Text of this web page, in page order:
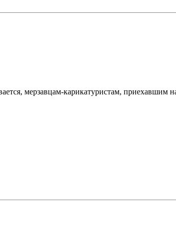
мерзавцам-карикатуристам, приехавшим